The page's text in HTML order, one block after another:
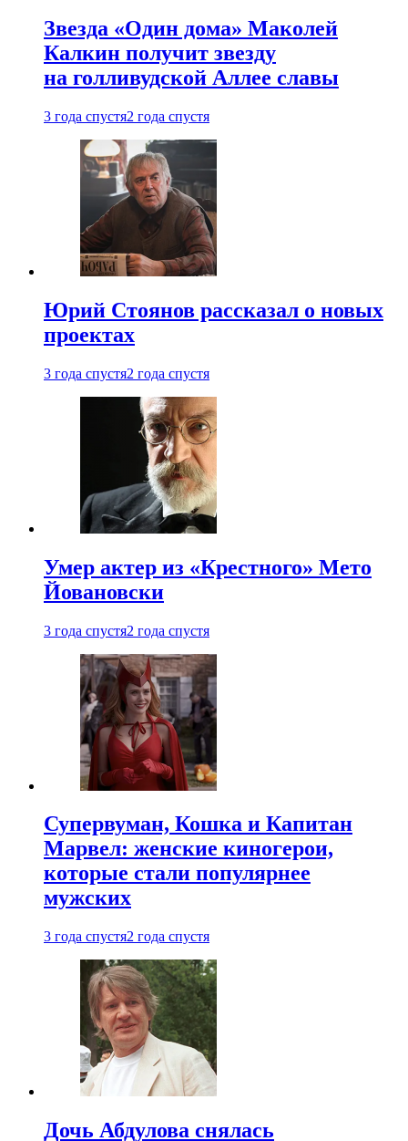
Звезда «Один дома» Маколей
Калкин получит звезду
на голливудской Аллее славы
3 года спустя2 года спустя
Юрий Стоянов рассказал о новых
проектах
3 года спустя2 года спустя
Умер актер из «Крестного» Мето
Йовановски
3 года спустя2 года спустя
Супервуман, Кошка и Капитан
Марвел: женские киногерои,
которые стали популярнее
мужских
3 года спустя2 года спустя
Дочь Абдулова снялась